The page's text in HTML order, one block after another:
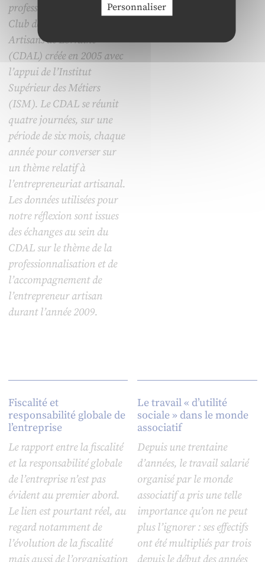
professionnel » au sein du
Club des Dirigeants
Artisans de Lorraine
(CDAL) créée en 2005 avec
l’appui de l’Institut
Supérieur des Métiers
(ISM). Le CDAL se réunit
quatre journées, sur une
période de six mois, chaque
année pour converser sur
un thème relatif à
l’entrepreneuriat artisanal.
Les données utilisées pour
notre réflexion sont issues
des échanges au sein du
CDAL sur le thème de la
professionnalisation et de
l’accompagnement de
l’entrepreneur artisan
durant l’année 2009.
Fiscalité et
responsabilité globale de
l’entreprise
Le rapport entre la fiscalité
et la responsabilité globale
de l’entreprise n’est pas
évident au premier abord.
Le lien est pourtant réel, au
regard notamment de
l’évolution de la fiscalité
Le travail « d’utilité
sociale » dans le monde
associatif
Depuis une trentaine
d’années, le travail salarié
organisé par le monde
associatif a pris une telle
importance qu’on ne peut
plus l’ignorer : ses effectifs
ont été multipliés par trois
Personnaliser